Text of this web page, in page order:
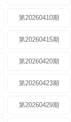
第20260410期
第20260415期
第20260420期
第20260423期
第20260429期